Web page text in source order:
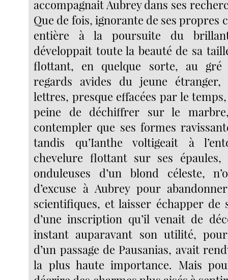
accompagnait Aubrey dans ses
Que de fois, ignorante de ses propres
entière à la poursuite du
développait toute la beauté de sa
flottant, en quelque sorte, au
regards avides du jeune
lettres, presque effacées par le
peine de déchiffrer sur le
contempler que ses formes
tandis qu’Ianthe voltigeait à
chevelure flottant sur ses épaules,
onduleuses d’un blond céleste,
d’excuse à Aubrey pour
scientifiques, et laisser échapper de
d’une inscription qu’il venait de
instant auparavant son utilité,
d’un passage de Pausanias, avait
la plus haute importance. Mais